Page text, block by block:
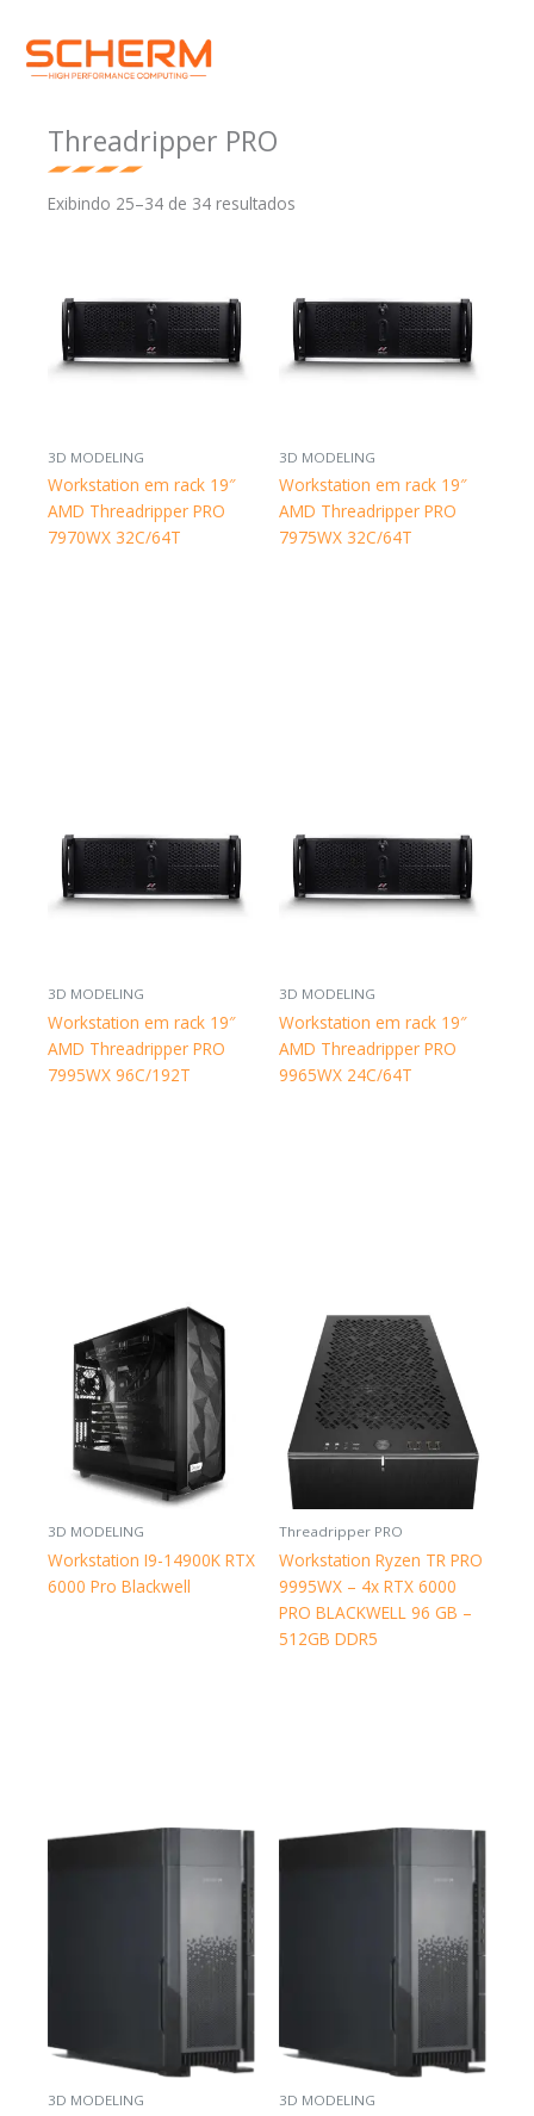
para
Threadripper PRO
Exibindo 25–34 de 34 resultados
3D MODELING
Workstation em rack 19″
AMD Threadripper PRO
7970WX 32C/64T
3D MODELING
Workstation em rack 19″
AMD Threadripper PRO
7975WX 32C/64T
3D MODELING
Workstation em rack 19″
AMD Threadripper PRO
7995WX 96C/192T
3D MODELING
Workstation em rack 19″
AMD Threadripper PRO
9965WX 24C/64T
3D MODELING
Workstation I9-14900K RTX
6000 Pro Blackwell
Threadripper PRO
Workstation Ryzen TR PRO
9995WX – 4x RTX 6000
PRO BLACKWELL 96 GB –
512GB DDR5
3D MODELING 3D MODELING